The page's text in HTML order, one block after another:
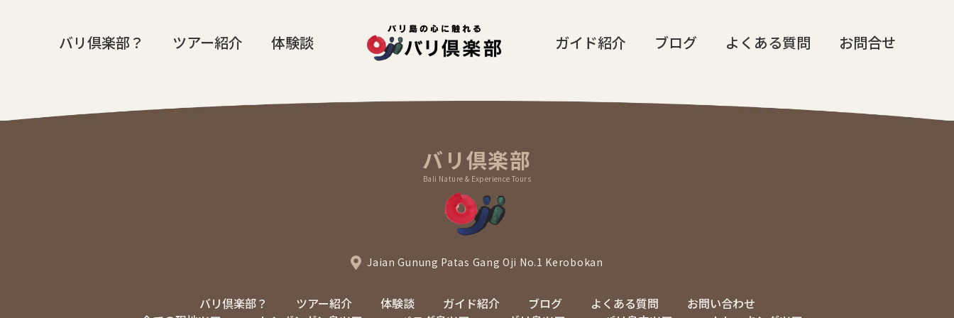
バリ倶楽部？ ツアー紹介 体験談 ガイド紹介 ブログ よくある質問 お問合せ
バリ倶楽部
Bali Nature & Experience Tours
Jaian Gunung Patas Gang Oji No.1 Kerobokan
バリ倶楽部？ ツアー紹介 体験談 ガイド紹介 ブログ よくある質問
お問い合わせ